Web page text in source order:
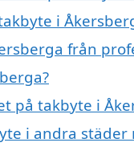
i
från
på takbyte i
i andra städer